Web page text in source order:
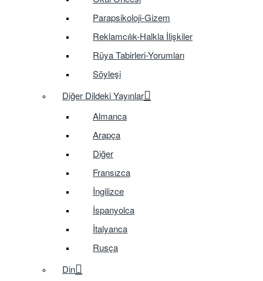
Parapsikoloji-Gizem
Reklamcılık-Halkla İlişkiler
Rüya Tabirleri-Yorumları
Söyleşi
Diğer Dildeki Yayınlar
Almanca
Arapça
Diğer
Fransızca
İngilizce
İspanyolca
İtalyanca
Rusça
Din